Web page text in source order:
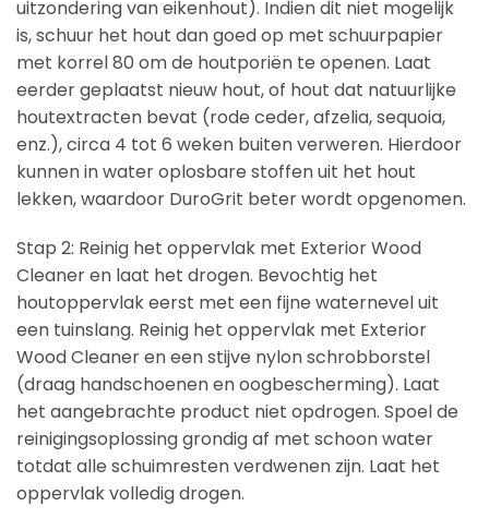
uitzondering van eikenhout). Indien dit niet mogelijk
is, schuur het hout dan goed op met schuurpapier
met korrel 80 om de houtporiën te openen. Laat
eerder geplaatst nieuw hout, of hout dat natuurlijke
houtextracten bevat (rode ceder, afzelia, sequoia,
enz.), circa 4 tot 6 weken buiten verweren. Hierdoor
kunnen in water oplosbare stoffen uit het hout
lekken, waardoor DuroGrit beter wordt opgenomen.
Stap 2: Reinig het oppervlak met Exterior Wood
Cleaner en laat het drogen. Bevochtig het
houtoppervlak eerst met een fijne waternevel uit
een tuinslang. Reinig het oppervlak met Exterior
Wood Cleaner en een stijve nylon schrobborstel
(draag handschoenen en oogbescherming). Laat
het aangebrachte product niet opdrogen. Spoel de
reinigingsoplossing grondig af met schoon water
totdat alle schuimresten verdwenen zijn. Laat het
oppervlak volledig drogen.